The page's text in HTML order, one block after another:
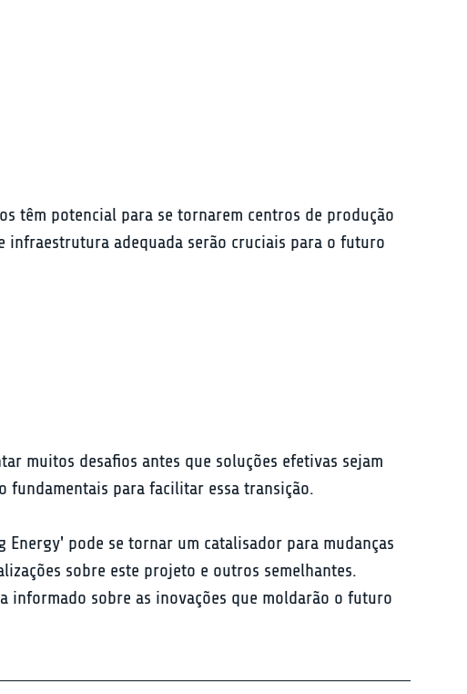
têm potencial para se tornarem centros de produção
infraestrutura adequada serão cruciais para o futuro
muitos desafios antes que soluções efetivas sejam
fundamentais para facilitar essa transição.
pode se tornar um catalisador para mudanças
sobre este projeto e outros semelhantes.
informado sobre as inovações que moldarão o futuro